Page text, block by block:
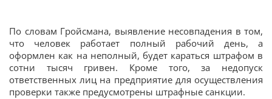
По словам Гройсмана, выявление несовпадения в том,
что человек работает полный рабочий день, а
оформлен как на неполный, будет караться штрафом в
сотни тысяч гривен. Кроме того, за недопуск
ответственных лиц на предприятие для осуществления
проверки также предусмотрены штрафные санкции.